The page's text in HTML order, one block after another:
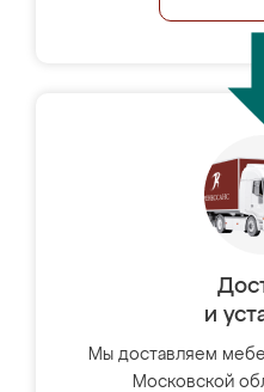
и
Мы доставляем
Московской